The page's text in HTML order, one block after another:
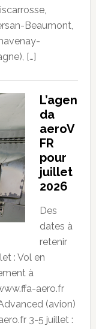
Beaumont,
[…]
L’agen
da
aeroV
FR
pour
juillet
2026
Des
dates à
retenir
: Vol en
à
aero.fr
(avion)
3-5 juillet :